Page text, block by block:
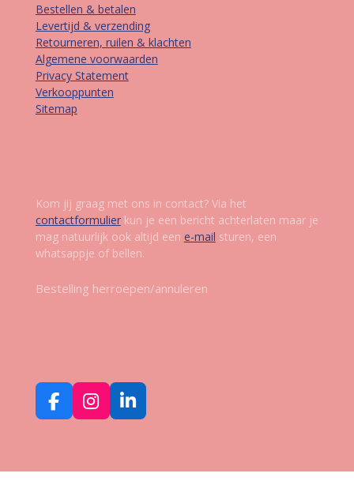
Bestellen & betalen
Levertijd & verzending
Retourneren, ruilen & klachten
Algemene voorwaarden
Privacy Statement
Verkooppunten
Sitemap
Kom jij graag met ons in contact? Via het
contactformulierkun je een bericht achterlaten maar je
mag natuurlijk ook altijd een e-mail sturen, een
whatsappje of bellen.
Bestelling herroepen/annuleren
F
a
b
I
n
a
L
i
e